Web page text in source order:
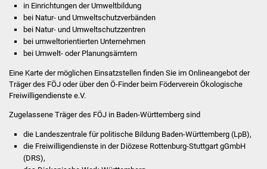
Stadtinfo
Jubiläumsjahr 2021
Partnerstädte
Schulentwicklung Bizet
in Einrichtungen der Umweltbildung
bei Natur- und Umweltschutzverbänden
bei Natur- und Umweltschutzzentren
bei umweltorientierten Unternehmen
bei Umwelt- oder Planungsämtern
Eine Karte der möglichen Einsatzstellen finden Sie im Onlineangebot der
Träger des FÖJ oder über den Ö-Finder beim Föderverein Ökologische
Freiwilligendienste e.V.
Zugelassene Träger des FÖJ in Baden-Württemberg sind
die Landeszentrale für politische Bildung Baden-Württemberg (LpB),
die Freiwilligendienste in der Diözese Rottenburg-Stuttgart gGmbH
(DRS),